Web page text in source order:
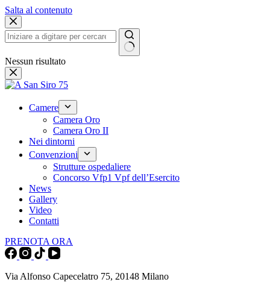
Salta al contenuto
Nessun risultato
Camere
Camera Oro
Camera Oro II
Nei dintorni
Convenzioni
Strutture ospedaliere
Concorso Vfp1 Vpf dell’Esercito
News
Gallery
Video
Contatti
PRENOTA ORA
Via Alfonso Capecelatro 75, 20148 Milano